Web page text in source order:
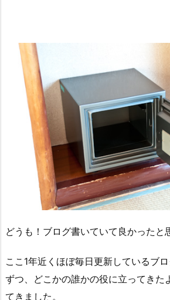
どうも！ブログ書いていて良かったと
ここ1年近くほぼ毎日更新しているブ
ずつ、どこかの誰かの役に立ってきた
てきました。